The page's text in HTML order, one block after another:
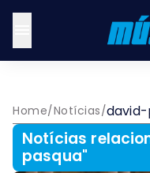
Home/Notícias/
Notícias
pasqua"